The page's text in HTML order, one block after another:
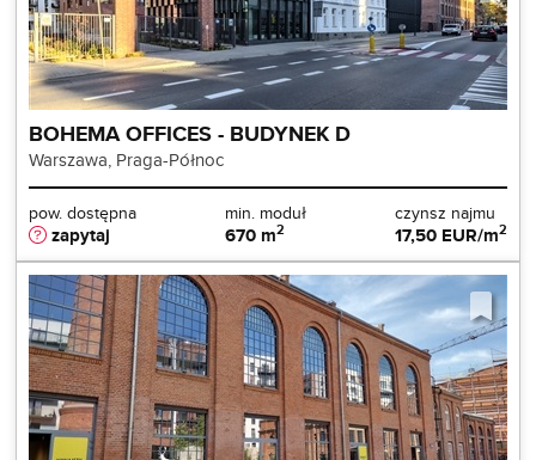
BOHEMA OFFICES - BUDYNEK D
Warszawa, Praga-Północ
pow. dostępna
zapytaj
min. moduł
670 m2
czynsz najmu
17,50 EUR/m2